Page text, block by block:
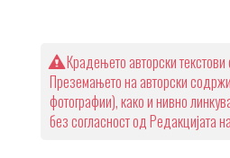
Крадењето авторски текстови
Преземањето на авторски
фотографии), како и нивно
без согласност од Редакцијата